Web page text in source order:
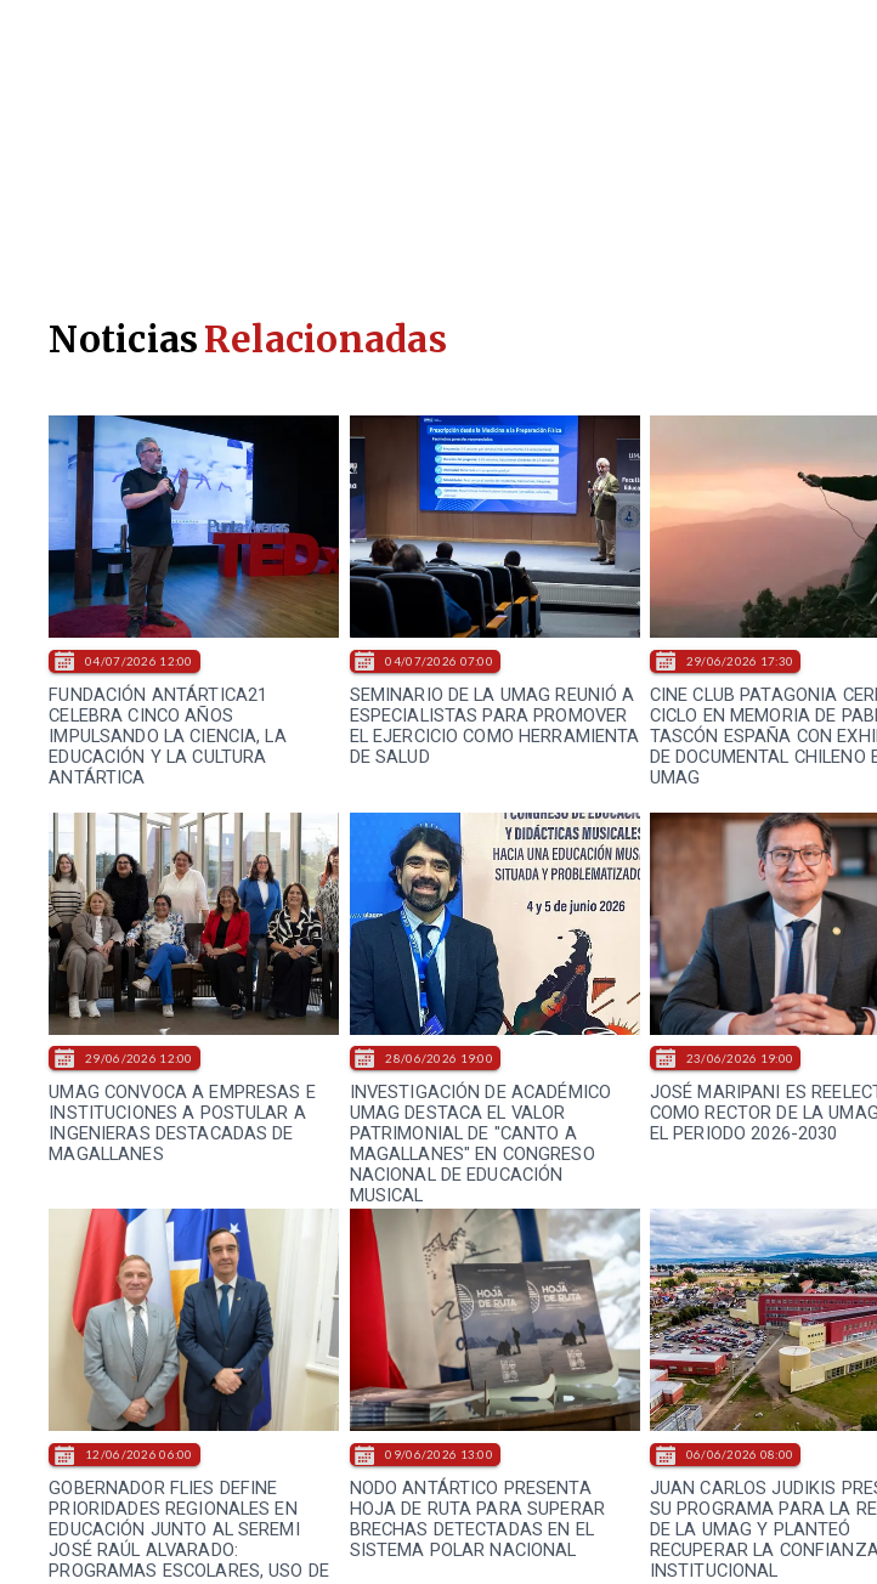
FUNDACIÓN ANTÁRTICA21
CELEBRA CINCO AÑOS
IMPULSANDO LA CIENCIA, LA
EDUCACIÓN Y LA CULTURA
ANTÁRTICA
04/07/2026 12:00
SEMINARIO DE LA UMAG REUNIÓ A
ESPECIALISTAS PARA PROMOVER
EL EJERCICIO COMO HERRAMIENTA
DE SALUD
04/07/2026 07:00
CINE CLUB PATAGONIA
CICLO EN MEMORIA DE
TASCÓN ESPAÑA CON
DE DOCUMENTAL CHILENO
UMAG
29/06/2026 17:30
UMAG CONVOCA A EMPRESAS E
INSTITUCIONES A POSTULAR A
INGENIERAS DESTACADAS DE
MAGALLANES
29/06/2026 12:00
INVESTIGACIÓN DE ACADÉMICO
UMAG DESTACA EL VALOR
PATRIMONIAL DE "CANTO A
MAGALLANES" EN CONGRESO
NACIONAL DE EDUCACIÓN
MUSICAL
28/06/2026 19:00
JOSÉ MARIPANI ES
COMO RECTOR DE LA
EL PERIODO 2026-2030
23/06/2026 19:00
GOBERNADOR FLIES DEFINE
PRIORIDADES REGIONALES EN
EDUCACIÓN JUNTO AL SEREMI
JOSÉ RAÚL ALVARADO:
PROGRAMAS ESCOLARES, USO DE
12/06/2026 06:00
NODO ANTÁRTICO PRESENTA
HOJA DE RUTA PARA SUPERAR
BRECHAS DETECTADAS EN EL
SISTEMA POLAR NACIONAL
09/06/2026 13:00
JUAN CARLOS JUDIKIS
SU PROGRAMA PARA LA
DE LA UMAG Y PLANTEÓ
RECUPERAR LA
INSTITUCIONAL
06/06/2026 08:00
NoticiasRelacionadas